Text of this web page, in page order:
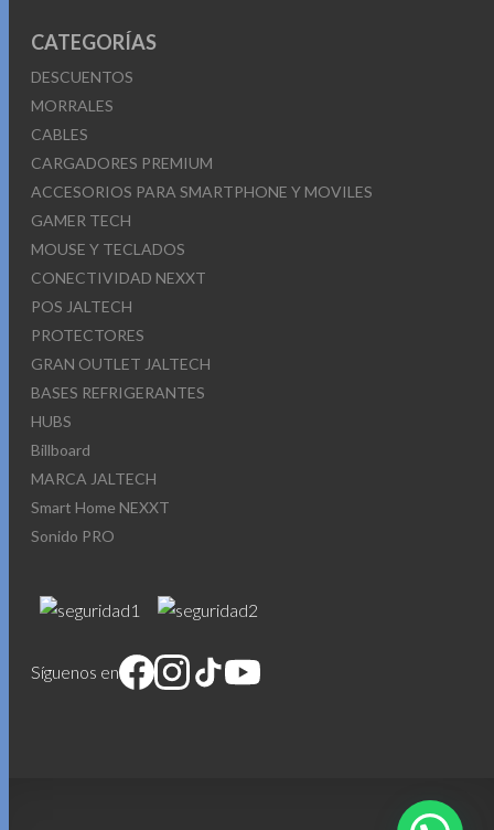
CATEGORÍAS
DESCUENTOS
MORRALES
CABLES
CARGADORES PREMIUM
ACCESORIOS PARA SMARTPHONE Y MOVILES
GAMER TECH
MOUSE Y TECLADOS
CONECTIVIDAD NEXXT
POS JALTECH
PROTECTORES
GRAN OUTLET JALTECH
BASES REFRIGERANTES
HUBS
Billboard
MARCA JALTECH
Smart Home NEXXT
Sonido PRO
Síguenos en